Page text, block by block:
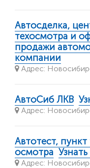
Автосделка,
техосмотра и
продажи
компании
Адрес:
АвтоСиб ЛКВ
Адрес:
Автотест,
осмотра
Адрес: